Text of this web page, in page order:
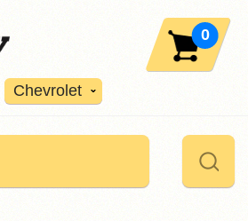
Chevrolet
0